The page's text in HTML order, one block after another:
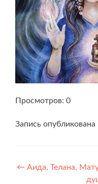
Просмотров: 0
Запись опубликована
Навигация
← Аида, Телана,